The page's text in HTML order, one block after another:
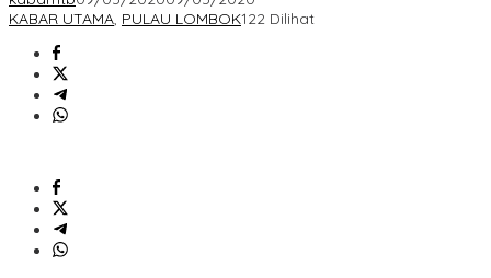
KABAR UTAMA, PULAU LOMBOK122 Dilihat